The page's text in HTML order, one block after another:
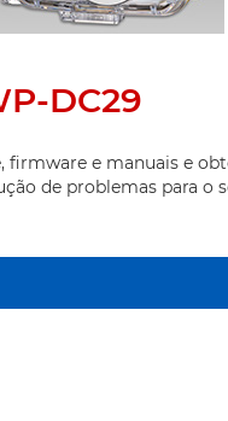
DC29
firmware e manuais e
de problemas para o